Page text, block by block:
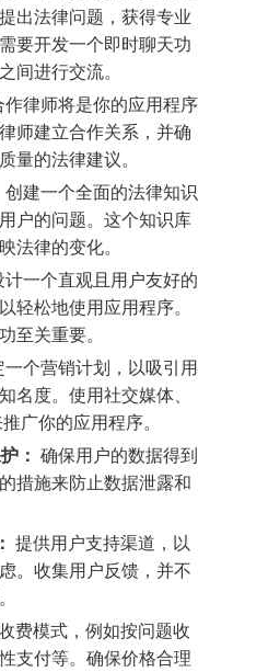
出法律问题，获得专业
要开发一个即时聊天功
间进行交流。
作律师将是你的应用程序
师建立合作关系，并确
量的法律建议。
创建一个全面的法律知识
户的问题。这个知识库
法律的变化。
计一个直观且用户友好的
轻松地使用应用程序。
至关重要。
一个营销计划，以吸引用
名度。使用社交媒体、
广你的应用程序。
： 确保用户的数据得到
措施来防止数据泄露和
提供用户支持渠道，以
。收集用户反馈，并不
费模式，例如按问题收
支付等。确保价格合理